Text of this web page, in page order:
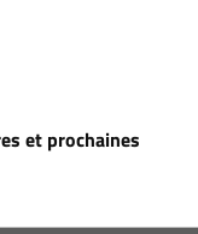
et prochaines